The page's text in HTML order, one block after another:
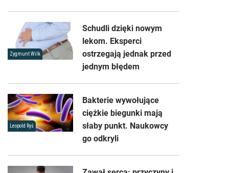
Zygmunt Wilk
Schudli dzięki nowym
lekom. Eksperci
ostrzegają jednak przed
jednym błędem
Leopold Ryś
Bakterie wywołujące
ciężkie biegunki mają
słaby punkt. Naukowcy
go odkryli